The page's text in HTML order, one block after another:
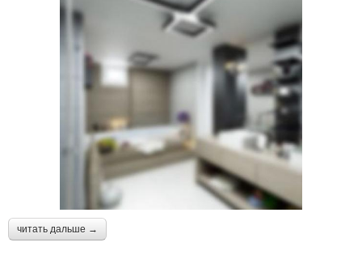
читать дальше →